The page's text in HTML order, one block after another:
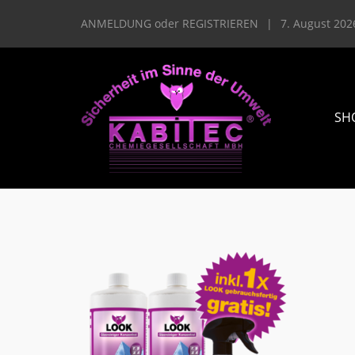
ANMELDUNG oder REGISTRIEREN | 7. August